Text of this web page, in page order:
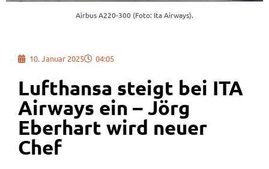
Airbus A220-300 (Foto: Ita Airways).
10. Januar 2025 04:05
Lufthansa steigt bei ITA
Airways ein – Jörg
Eberhart wird neuer
Chef